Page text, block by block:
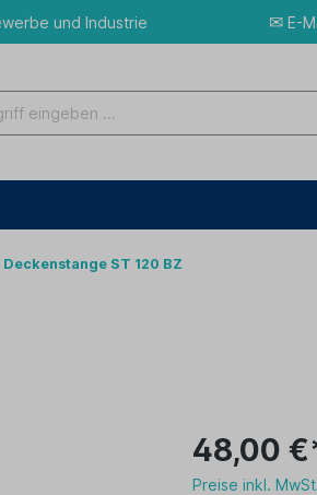
und Industrie ✉E-
Deckenstange ST 120 BZ
48,00
Preise inkl.